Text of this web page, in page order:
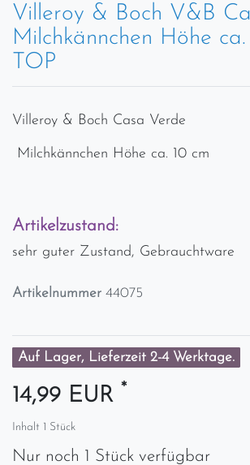
Villeroy & Boch V&B
Milchkännchen Höhe
TOP
Villeroy & Boch Casa Verde
Milchkännchen Höhe ca. 10 cm
Artikelzustand:
sehr guter Zustand, Gebrauchtware
Artikelnummer 44075
Auf Lager, Lieferzeit 2-4 Werktage.
14,99 EUR *
Inhalt 1 Stück
Nur noch 1 Stück verfügbar